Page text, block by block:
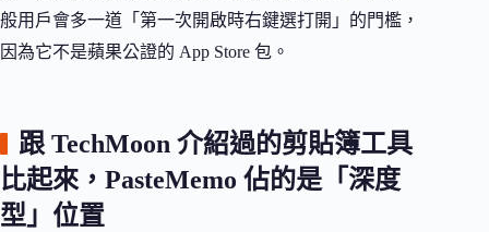
般用戶會多一道「第一次開啟時右鍵選打開」的門檻，
因為它不是蘋果公證的 App Store 包。
跟 TechMoon 介紹過的剪貼簿工具
比起來，PasteMemo 佔的是「深度
型」位置